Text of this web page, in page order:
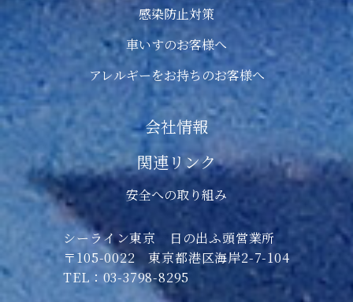
感染防止対策
車いすのお客様へ
アレルギーをお持ちのお客様へ
会社情報
関連リンク
安全への取り組み
シーライン東京 日の出ふ頭営業所
〒105-0022 東京都港区海岸2-7-104
TEL：03-3798-8295